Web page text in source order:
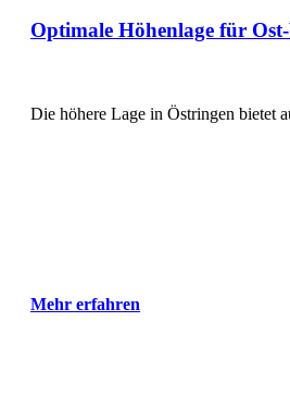
Optimale Höhenlage für
Die höhere Lage in Östringen bietet
Mehr erfahren